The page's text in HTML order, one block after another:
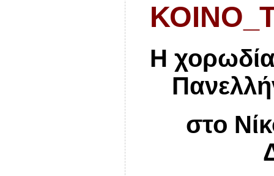
Η
στο